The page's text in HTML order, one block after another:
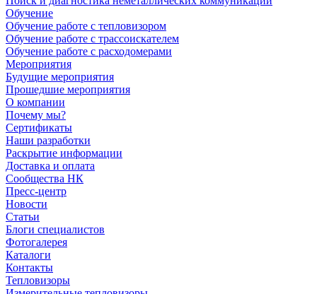
Обучение
Обучение работе с тепловизором
Обучение работе с трассоискателем
Обучение работе с расходомерами
Мероприятия
Будущие мероприятия
Прошедшие мероприятия
О компании
Почему мы?
Сертификаты
Наши разработки
Раскрытие информации
Доставка и оплата
Сообщества НК
Пресс-центр
Новости
Статьи
Блоги специалистов
Фотогалерея
Каталоги
Контакты
Тепловизоры